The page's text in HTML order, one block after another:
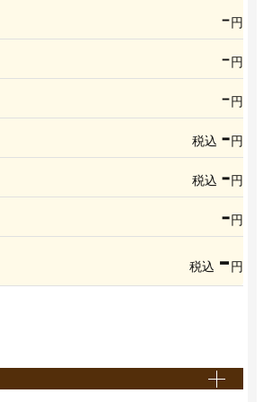
-円
-円
-円
税込 -円
税込 -円
-円
税込 -円